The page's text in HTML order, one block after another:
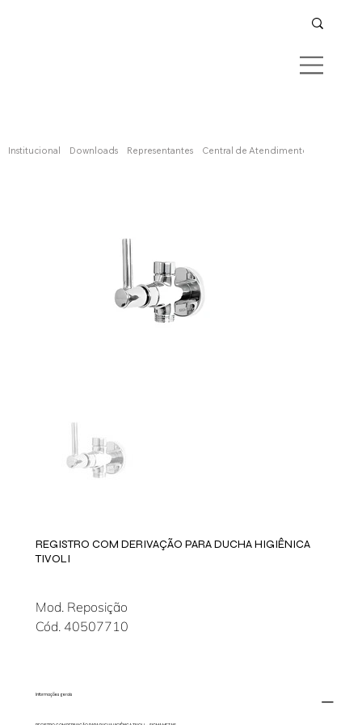
Confira aqui
Institucional Downloads Representantes Central de Atendimento
REGISTRO COM DERIVAÇÃO PARA DUCHA HIGIÊNICA
TIVOLI
Mod. Reposição
Cód. 40507710
Informações gerais